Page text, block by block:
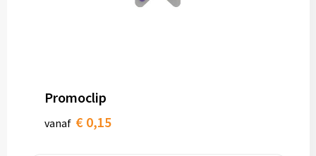
Promoclip
vanaf € 0,15